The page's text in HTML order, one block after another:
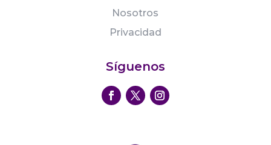
Nosotros
Privacidad
Síguenos